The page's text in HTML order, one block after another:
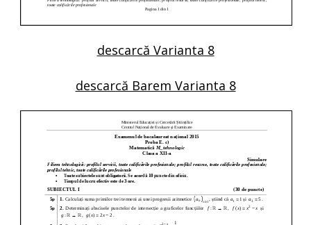
descarcă Varianta 8
descarcă Barem Varianta 8